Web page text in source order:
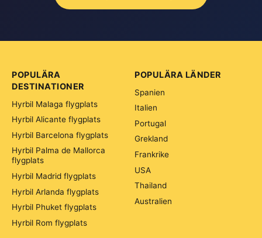
POPULÄRA
DESTINATIONER
Hyrbil Malaga flygplats
Hyrbil Alicante flygplats
Hyrbil Barcelona flygplats
Hyrbil Palma de Mallorca
flygplats
Hyrbil Madrid flygplats
Hyrbil Arlanda flygplats
Hyrbil Phuket flygplats
Hyrbil Rom flygplats
POPULÄRA LÄNDER
Spanien
Italien
Portugal
Grekland
Frankrike
USA
Thailand
Australien